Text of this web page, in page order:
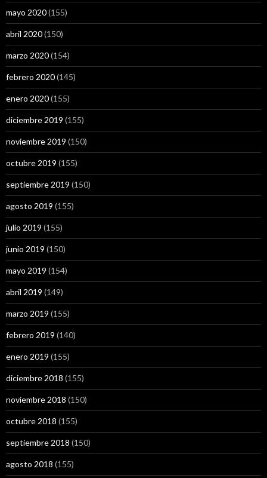
mayo 2020(155)
abril 2020(150)
marzo 2020(154)
febrero 2020(145)
enero 2020(155)
diciembre 2019 (155)
noviembre 2019 (150)
octubre 2019 (155)
septiembre 2019 (150)
agosto 2019 (155)
julio 2019 (155)
junio 2019 (150)
mayo 2019 (154)
abril 2019 (149)
marzo 2019 (155)
febrero 2019 (140)
enero 2019 (155)
diciembre 2018 (155)
noviembre 2018 (150)
octubre 2018 (155)
septiembre 2018 (150)
agosto 2018 (155)